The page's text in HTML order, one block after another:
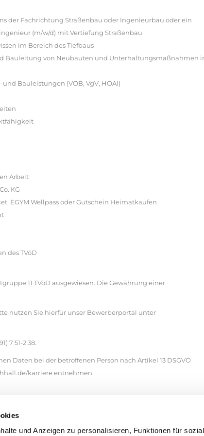
und Anzeigen zu personalisieren, Funktionen für
der Fachrichtung Straßenbau oder Ingenieurbau oder ein
(m/w/d) mit Vertiefung Straßenbau
im Bereich des Tiefbaus
Bauleitung von Neubauten und Unterhaltungsmaßnahmen
Bauleistungen (VOB, VgV, HOAI)
Arbeit
KG
EGYM Wellpass oder Gutschein Heimatkaufen
des TVöD
11 TVöD ausgewiesen. Die Gewährung einer
nutzen Sie hierfür unser Bewerberportal unter
7 51-2 38.
Daten bei der betroffenen Person nach Artikel 13 DSGVO
karriere entnehmen.
Schwäbisch Hall Ingenieur Infrastruktur Schwäbisch Hall
Stadt Schwäbisch Hall Ingenieur Straßenbau